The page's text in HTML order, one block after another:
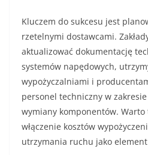
Kluczem do sukcesu jest
rzetelnymi dostawcami.
aktualizować dokumentację
systemów napędowych,
wypożyczalniami i
personel techniczny w
wymiany komponentów. Warto
włączenie kosztów
utrzymania ruchu jako